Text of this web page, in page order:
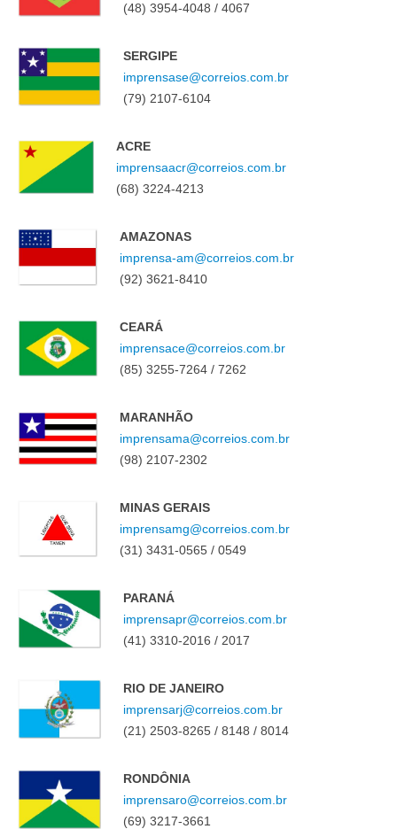
(48) 3954-4048 / 4067
SERGIPE
imprensase@correios.com.br
(79) 2107-6104
ACRE
imprensaacr@correios.com.br
(68) 3224-4213
AMAZONAS
imprensa-am@correios.com.br
(92) 3621-8410
CEARÁ
imprensace@correios.com.br
(85) 3255-7264 / 7262
MARANHÃO
imprensama@correios.com.br
(98) 2107-2302
MINAS GERAIS
imprensamg@correios.com.br
(31) 3431-0565 / 0549
PARANÁ
imprensapr@correios.com.br
(41) 3310-2016 / 2017
RIO DE JANEIRO
imprensarj@correios.com.br
(21) 2503-8265 / 8148 / 8014
RONDÔNIA
imprensaro@correios.com.br
(69) 3217-3661